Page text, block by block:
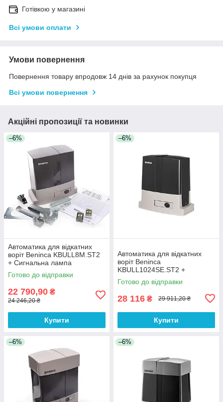
Готівкою у магазині
Всі умови оплати
Умови повернення
Повернення товару впродовж 14 днів за рахунок покупця
Всі умови повернення
Акційні пропозиції та новинки
–6%
Автоматика для відкатних
воріт Beninca KBULL8M.ST2
+ Сигнальна лампа
Готово до відправки
22 790,90 ₴
24 246,20 ₴
Купити
–6%
Автоматика для відкатних
воріт Beninca
KBULL1024SE.ST2 +
Сигнальна лампа
Готово до відправки
28 116 ₴ 29 911,20 ₴
Купити
–6% –6%